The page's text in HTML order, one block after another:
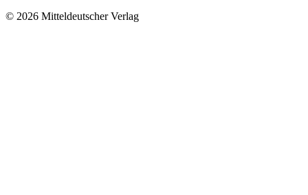
© 2026 Mitteldeutscher Verlag